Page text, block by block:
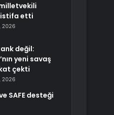
istifa etti
2026
değil:
yeni savaş
çekti
2026
SAFE desteği